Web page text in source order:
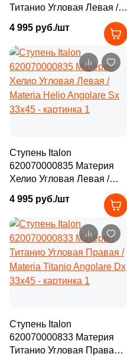
Титанио Угловая Левая /
Materia Titanio Angolare Sx
33x45
4 995 руб./шт
Ступень Italon
620070000835 Материя
Хелио Угловая Левая /
Materia Helio Angolare Sx
33x45
4 995 руб./шт
Ступень Italon
620070000833 Материя
Титанио Угловая Правая /